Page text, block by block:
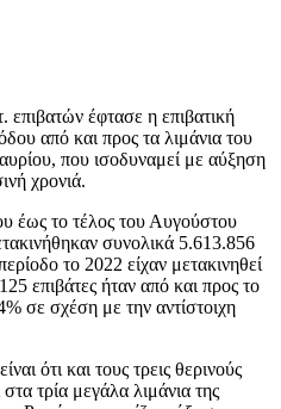
έφτασε η επιβατική
από και προς τα λιμάνια του
που ισοδυναμεί με αύξηση
χρονιά.
έως το τέλος του Αυγούστου
συνολικά 5.613.856
το 2022 είχαν μετακινηθεί
επιβάτες ήταν από και προς το
σε σχέση με την αντίστοιχη
ότι και τους τρεις θερινούς
τρία μεγάλα λιμάνια της